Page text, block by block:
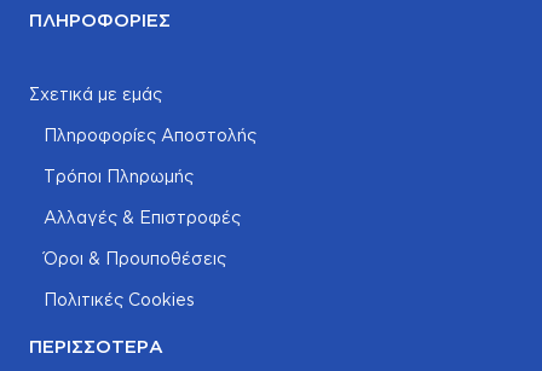
ΠΛΗΡΟΦΟΡΊΕΣ
Σχετικά με εμάς
Πληροφορίες Αποστολής
Τρόποι Πληρωμής
Αλλαγές & Επιστροφές
Όροι & Προυποθέσεις
Πολιτικές Cookies
ΠΕΡΙΣΣΌΤΕΡΑ